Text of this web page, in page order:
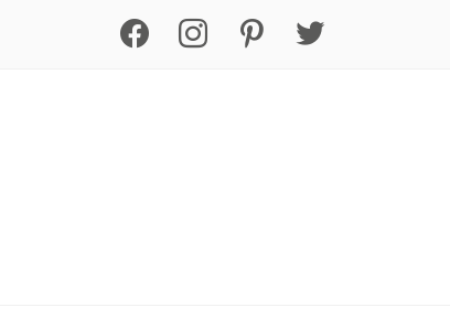
facebook instagram pinterest twitter